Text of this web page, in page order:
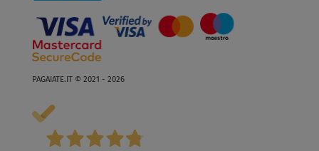
PAGAIATE.IT © 2021 - 2026